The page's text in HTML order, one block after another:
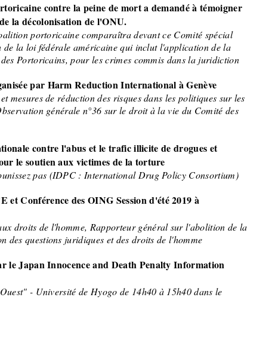
contre la peine de mort a demandé à témoigner
la décolonisation de l'ONU.
portoricaine comparaîtra devant ce Comité spécial
la loi fédérale américaine qui inclut l'application de la
Portoricains, pour les crimes commis dans la juridiction
par Harm Reduction International à Genève
mesures de réduction des risques dans les politiques sur les
générale n°36 sur le droit à la vie du Comité des
contre l'abus et le trafic illicite de drogues et
le soutien aux victimes de la torture
pas (IDPC : International Drug Policy Consortium)
et Conférence des OING Session d'été 2019 à
droits de l'homme, Rapporteur général sur l'abolition de la
des questions juridiques et des droits de l'homme
le Japan Innocence and Death Penalty Information
- Université de Hyogo de 14h40 à 15h40 dans le